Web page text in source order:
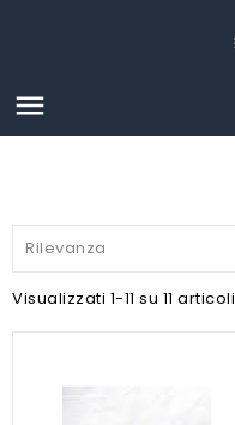

Rilevanza
Visualizzati 1-11 su 11 articoli